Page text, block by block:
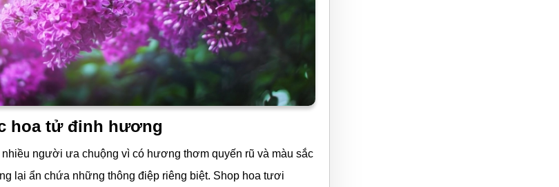
hoa tử đinh hương
người ưa chuộng vì có hương thơm quyến rũ và màu sắc
lại ẩn chứa những thông điệp riêng biệt. Shop hoa tươi